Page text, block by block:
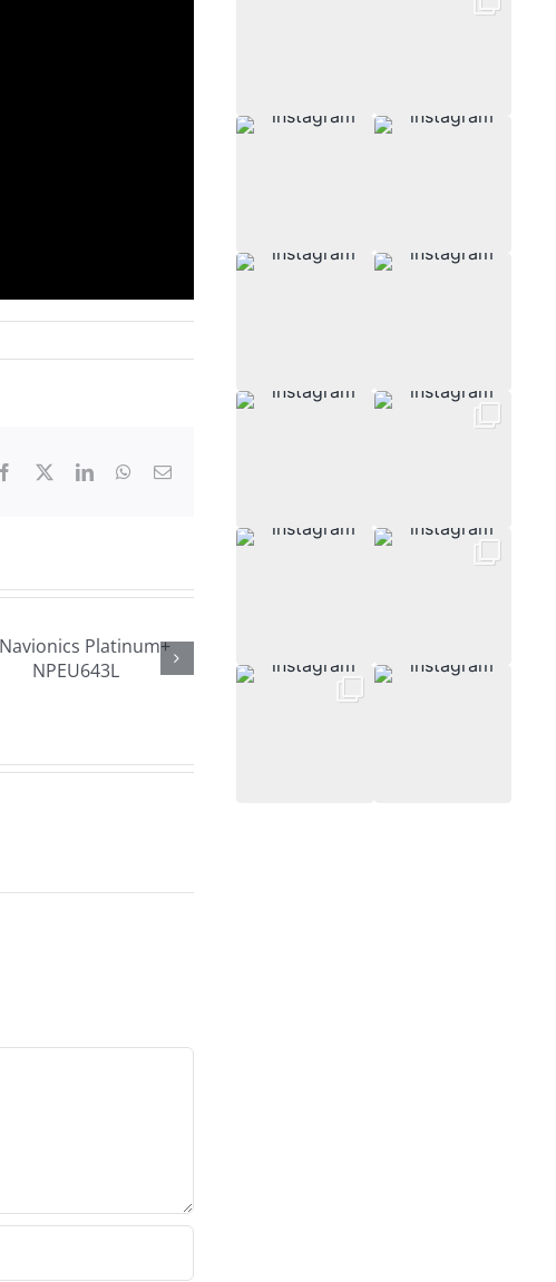
Facebook
X LinkedInWhatsApp
Correo